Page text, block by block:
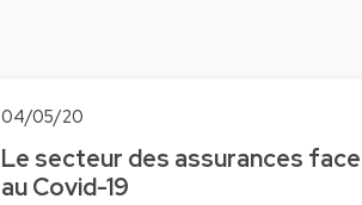
04/05/20
Le secteur des assurances face
au Covid-19